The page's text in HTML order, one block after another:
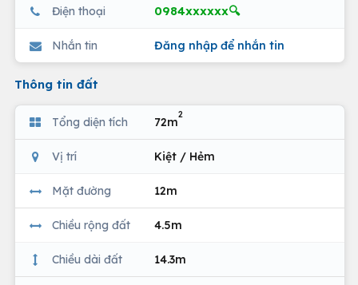
Điện thoại 0984xxxxxx🔍
Nhắn tin Đăng nhập để nhắn tin
Thông tin đất
Tổng diện tích 72m
2
Vị trí Kiệt / Hẻm
Mặt đường 12m
Chiều rộng đất 4.5m
Chiều dài đất 14.3m